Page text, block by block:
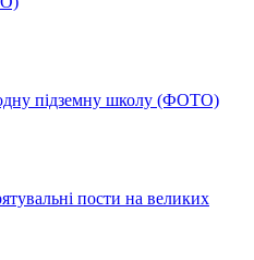
підземну школу (ФОТО)
пости на великих